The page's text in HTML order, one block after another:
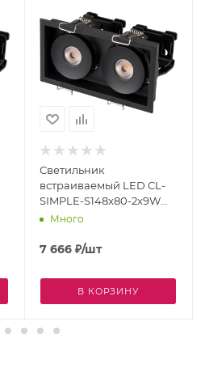
Светильник
встраиваемый LED CL-
SIMPLE-S148x80-2x9W
Day4000 (BK, 45 deg)
года) 026877
Много
7 666 ₽/шт
В КОРЗИНУ